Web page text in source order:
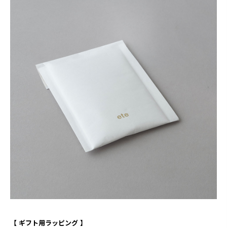
【 ギフト用ラッピング 】